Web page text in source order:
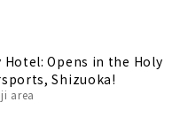
Hotel: Opens in the Holy
Shizuoka!
area